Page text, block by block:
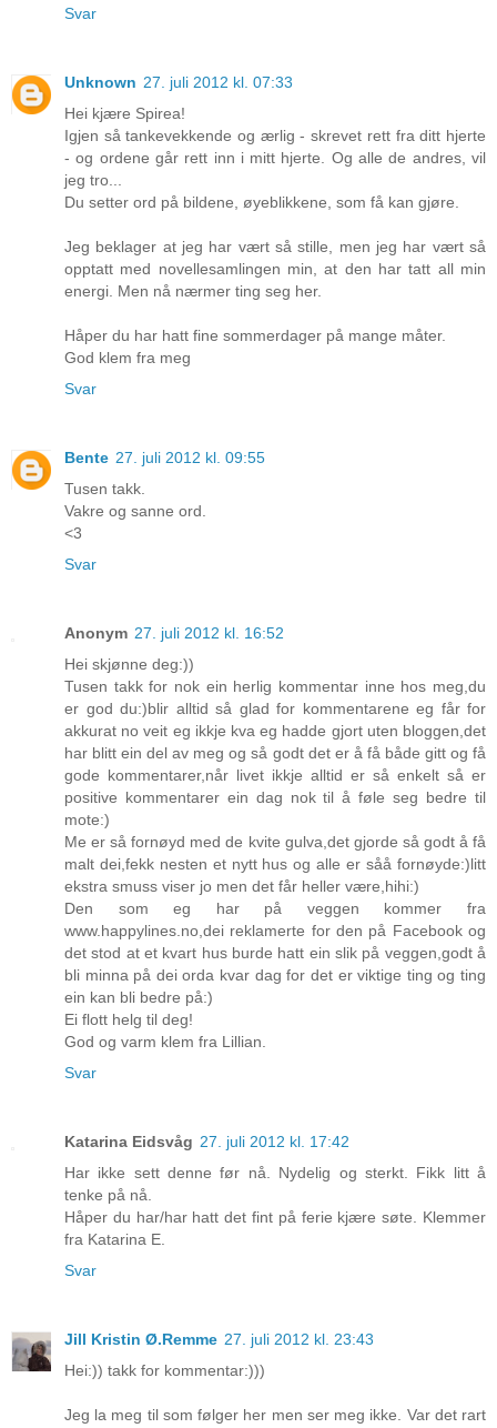
Svar
Unknown 27. juli 2012 kl. 07:33
Hei kjære Spirea!
Igjen så tankevekkende og ærlig - skrevet rett fra ditt hjerte
- og ordene går rett inn i mitt hjerte. Og alle de andres, vil
jeg tro...
Du setter ord på bildene, øyeblikkene, som få kan gjøre.
Jeg beklager at jeg har vært så stille, men jeg har vært så
opptatt med novellesamlingen min, at den har tatt all min
energi. Men nå nærmer ting seg her.
Håper du har hatt fine sommerdager på mange måter.
God klem fra meg
Svar
Bente 27. juli 2012 kl. 09:55
Tusen takk.
Vakre og sanne ord.
<3
Svar
Anonym 27. juli 2012 kl. 16:52
Hei skjønne deg:))
Tusen takk for nok ein herlig kommentar inne hos meg,du
er god du:)blir alltid så glad for kommentarene eg får for
akkurat no veit eg ikkje kva eg hadde gjort uten bloggen,det
har blitt ein del av meg og så godt det er å få både gitt og få
gode kommentarer,når livet ikkje alltid er så enkelt så er
positive kommentarer ein dag nok til å føle seg bedre til
mote:)
Me er så fornøyd med de kvite gulva,det gjorde så godt å få
malt dei,fekk nesten et nytt hus og alle er såå fornøyde:)litt
ekstra smuss viser jo men det får heller være,hihi:)
Den som eg har på veggen kommer fra
www.happylines.no,dei reklamerte for den på Facebook og
det stod at et kvart hus burde hatt ein slik på veggen,godt å
bli minna på dei orda kvar dag for det er viktige ting og ting
ein kan bli bedre på:)
Ei flott helg til deg!
God og varm klem fra Lillian.
Svar
Katarina Eidsvåg 27. juli 2012 kl. 17:42
Har ikke sett denne før nå. Nydelig og sterkt. Fikk litt å
tenke på nå.
Håper du har/har hatt det fint på ferie kjære søte. Klemmer
fra Katarina E.
Svar
Jill Kristin Ø.Remme 27. juli 2012 kl. 23:43
Hei:)) takk for kommentar:)))
Jeg la meg til som følger her men ser meg ikke. Var det rart